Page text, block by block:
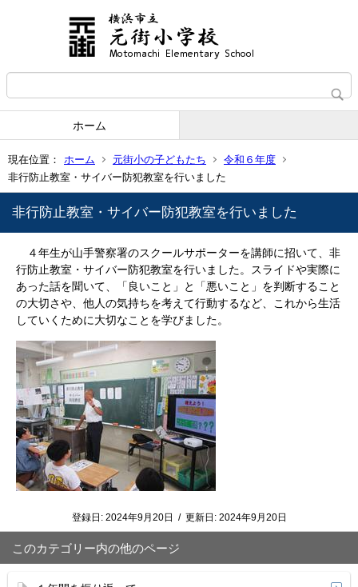
ホーム
現在位置： ホーム 元街小の子どもたち
令和６年度
非行防止教室・サイバー防犯教室を行いました
非行防止教室・サイバー防犯教室を行いました
４年生が山手警察署のスクールサポーターを講師に招いて、非
行防止教室・サイバー防犯教室を行いました。スライドや実際に
あった話を聞いて、「良いこと」と「悪いこと」を判断すること
の大切さや、他人の気持ちを考えて行動するなど、これから生活
していくために大切なことを学びました。
登録日: 2024年9月20日 / 更新日: 2024年9月20日
このカテゴリー内の他のページ